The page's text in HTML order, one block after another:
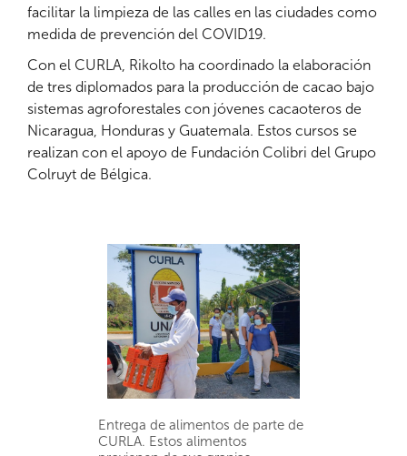
facilitar la limpieza de las calles en las ciudades como
medida de prevención del COVID19.
Con el CURLA, Rikolto ha coordinado la elaboración
de tres diplomados para la producción de cacao bajo
sistemas agroforestales con jóvenes cacaoteros de
Nicaragua, Honduras y Guatemala. Estos cursos se
realizan con el apoyo de Fundación Colibri del Grupo
Colruyt de Bélgica.
Entrega de alimentos de parte de
CURLA. Estos alimentos